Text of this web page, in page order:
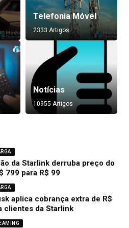
Telefonia Móvel
2333 Artigos
Notícias
10955 Artigos
da Starlink derruba preço do
799 para R$ 99
aplica cobrança extra de R$
clientes da Starlink